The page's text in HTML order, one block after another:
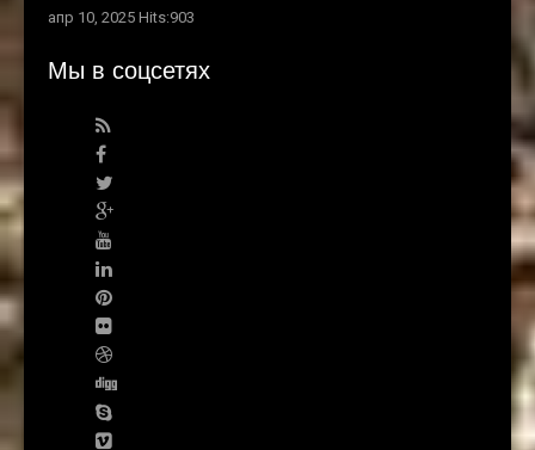
апр 10, 2025 Hits:903
Мы в соцсетях